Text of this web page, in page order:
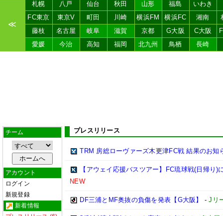
≪
札幌 八戸 仙台 秋田 山形 福島
いわき
FC東京
東京V 町田 川崎 横浜FM 横浜FC 湘南
藤枝
名古屋 岐阜 滋賀 京都 G大阪 C大阪
愛媛
今治 高知 福岡 北九州 鳥栖 長崎
チーム
アカウント
ログイン
新規登録
新着情報
プレスリリース
TRM 房総ローヴァーズ木更津FC戦 結果のお知
【アウェイ応援バスツアー】FC琉球戦(日帰り)
NEW
DF三浦とMF奥抜の負傷を発表【G大阪】 -Jリ